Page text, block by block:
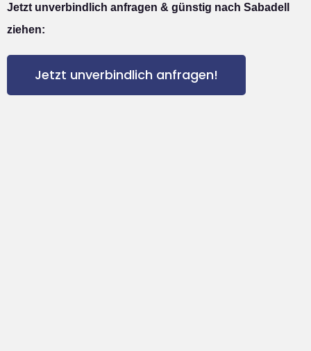
Jetzt unverbindlich anfragen & günstig nach Sabadell
ziehen:
Jetzt unverbindlich anfragen!